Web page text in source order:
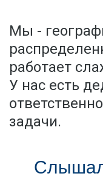
Мы -
работает
У нас есть
задачи.